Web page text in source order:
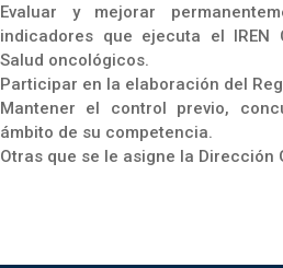
Evaluar y mejorar
indicadores que ejecuta el IREN
Salud oncológicos.
Participar en la elaboración del
Mantener el control previo,
ámbito de su competencia.
Otras que se le asigne la Dirección